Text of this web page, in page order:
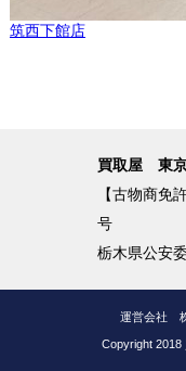
筑西下館店
買取屋 東
【古物商免
号
栃木県公安
運営会社
Copyright 2018